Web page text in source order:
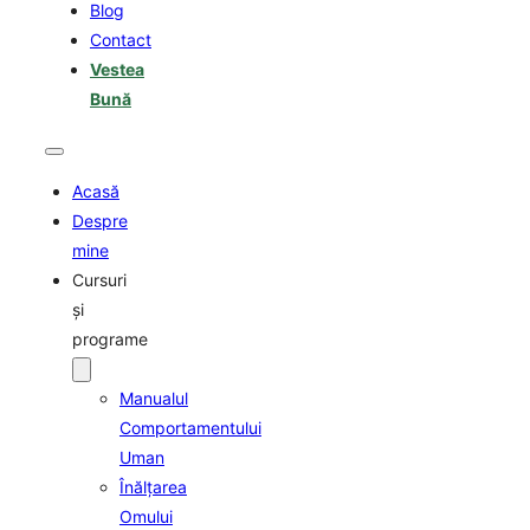
Blog
Contact
Vestea
Bună
Acasă
Despre
mine
Cursuri
şi
programe
Manualul
Comportamentului
Uman
Înălţarea
Omului